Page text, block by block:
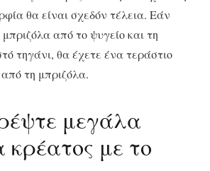
θα είναι σχεδόν τέλεια. Εάν
από το ψυγείο και τη
τηγάνι, θα έχετε ένα τεράστιο
τη μπριζόλα.
μεγάλα
κρέατος με το